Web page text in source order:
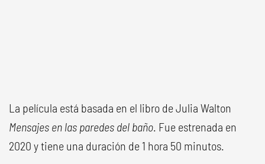
La película está basada en el libro de Julia Walton
Mensajes en las paredes del baño. Fue estrenada en
2020 y tiene una duración de 1 hora 50 minutos.